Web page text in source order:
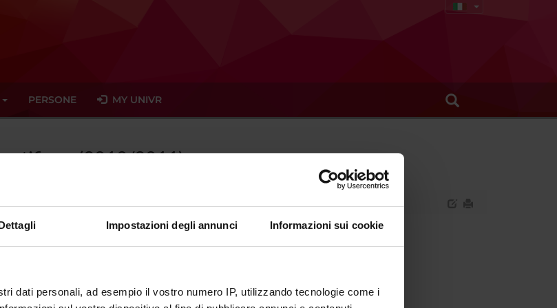
Impostazioni degli annunci Informazioni sui cookie
dati personali, ad esempio il vostro numero IP, utilizzando tecnologie come i
PERSONE MY UNIVR
- (2010/2011)
seminario relativo all'insegnamento Inglese scientifico.